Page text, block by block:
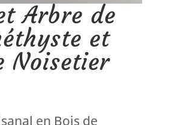
Arbre de
et
Noisetier
en Bois de